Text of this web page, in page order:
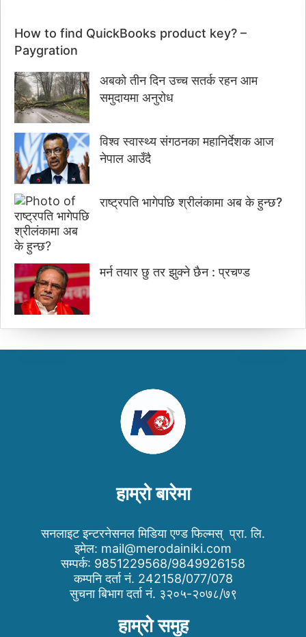
How to find QuickBooks product key? –
Paygration
अबको तीन दिन उच्च सतर्क रहन आम
समुदायमा अनुरोध
विश्व स्वास्थ्य संगठनका महानिर्देशक आज
नेपाल आउँदै
राष्ट्रपति भागेपछि श्रीलंकामा अब के हुन्छ?
मर्न तयार छु तर झुक्ने छैन : प्रचण्ड
हाम्रो बारेमा
सनलाइट इन्टरनेसनल मिडिया एण्ड फिल्मस् प्रा. लि.
इमेल: mail@merodainiki.com
सम्पर्क: 9851229568/9849926158
कम्पनि दर्ता नं. 242158/077/078
सुचना बिभाग दर्ता नं. ३२०५-२०७८/७९
हाम्रो समुह